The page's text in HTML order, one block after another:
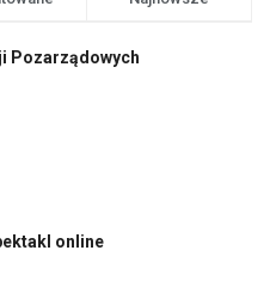
Pozarządowych
online